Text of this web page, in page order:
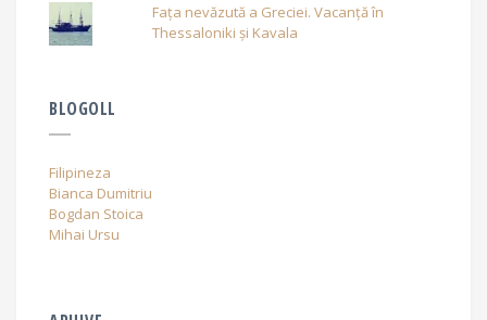
Fața nevăzută a Greciei. Vacanță în
Thessaloniki și Kavala
BLOGOLL
Filipineza
Bianca Dumitriu
Bogdan Stoica
Mihai Ursu